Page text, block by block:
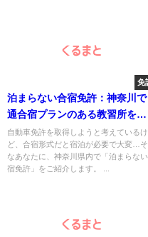
免
泊まらない合宿免許：神奈川で
通合宿プランのある教習所をご
紹介
自動車免許を取得しようと考えているけ
ど、合宿形式だと宿泊が必要で大変…そ
なあなたに、神奈川県内で「泊まらな
宿免許」をご紹介します。 ...